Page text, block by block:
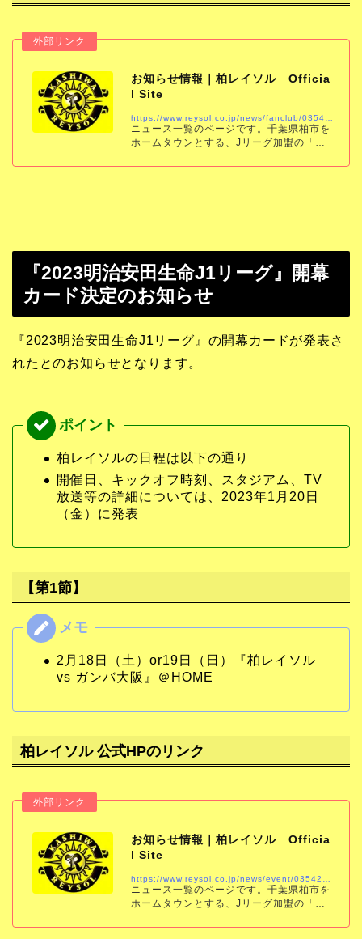
お知らせ情報｜柏レイソル Officia
l Site
ニュース一覧のページです。千葉県柏市を
ホームタウンとする、Jリーグ加盟の「柏
スケジュール、チケット、チーム情報をい
『2023明治安田生命J1リーグ』開幕
カード決定のお知らせ
『2023明治安田生命J1リーグ』の開幕カードが発表さ
れたとのお知らせとなります。
柏レイソルの日程は以下の通り
開催日、キックオフ時刻、スタジアム、TV
放送等の詳細については、2023年1月20日
（金）に発表
【第1節】
2月18日（土）or19日（日）『柏レイソル
vs ガンバ大阪』＠HOME
柏レイソル 公式HPのリンク
お知らせ情報｜柏レイソル Officia
l Site
ニュース一覧のページです。千葉県柏市を
ホームタウンとする、Jリーグ加盟の「柏
スケジュール、チケット、チーム情報をい